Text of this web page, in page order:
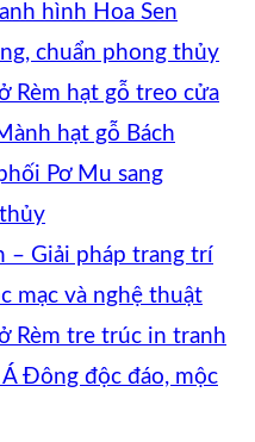
hình Hoa Sen
chuẩn phong thủy
Rèm hạt gỗ treo cửa
hạt gỗ Bách
Pơ Mu sang
– Giải pháp trang trí
mạc và nghệ thuật
Rèm tre trúc in tranh
Đông độc đáo, mộc